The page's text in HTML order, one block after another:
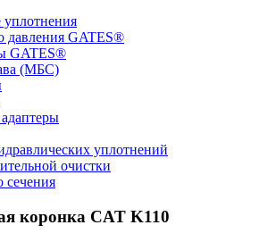
уплотнения
давления GATES®
GATES®
(МБС)
уплотнений
очистки
сечения
коронка CAT K110